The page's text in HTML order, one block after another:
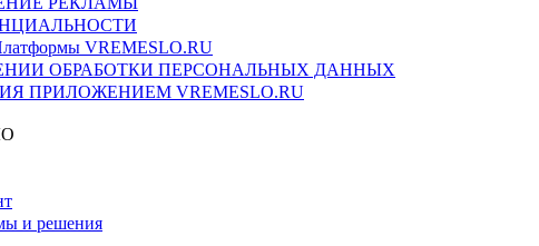
VREMESLO.RU
ОБРАБОТКИ ПЕРСОНАЛЬНЫХ ДАННЫХ
ПРИЛОЖЕНИЕМ VREMESLO.RU
и решения